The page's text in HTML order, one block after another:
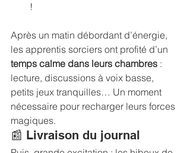
!
Après un matin débordant d’énergie,
les apprentis sorciers ont profité d’un
temps calme dans leurs chambres :
lecture, discussions à voix basse,
petits jeux tranquilles… Un moment
nécessaire pour recharger leurs forces
magiques.
📰 Livraison du journal